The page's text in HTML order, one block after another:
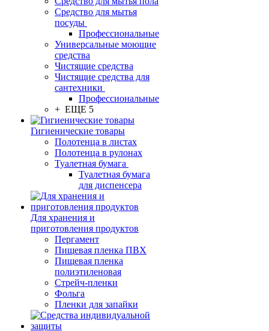
Средство для мытья
посуды
Профессиональные
Универсальные моющие
средства
Чистящие средства
Чистящие средства для
сантехники
Профессиональные
+ ЕЩЕ 5
Гигиенические товары
Полотенца в листах
Полотенца в рулонах
Туалетная бумага
Туалетная бумага
для диспенсера
Для хранения и
приготовления продуктов
Пергамент
Пищевая пленка ПВХ
Пищевая пленка
полиэтиленовая
Стрейч-пленки
Фольга
Пленки для запайки